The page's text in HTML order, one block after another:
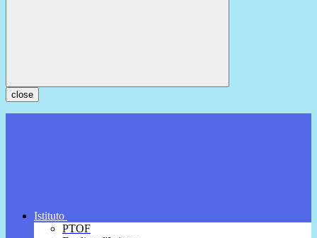
close
Istituto
PTOF